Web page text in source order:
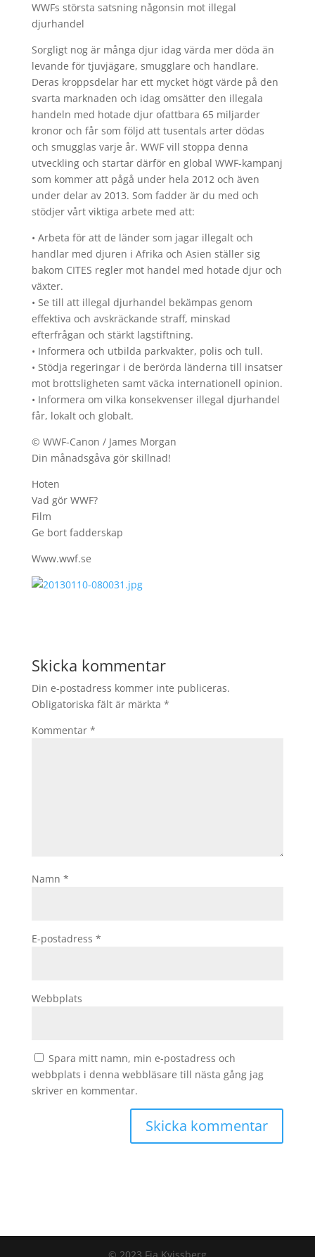
WWFs största satsning någonsin mot illegal
djurhandel
Sorgligt nog är många djur idag värda mer döda än
levande för tjuvjägare, smugglare och handlare.
Deras kroppsdelar har ett mycket högt värde på den
svarta marknaden och idag omsätter den illegala
handeln med hotade djur ofattbara 65 miljarder
kronor och får som följd att tusentals arter dödas
och smugglas varje år. WWF vill stoppa denna
utveckling och startar därför en global WWF-kampanj
som kommer att pågå under hela 2012 och även
under delar av 2013. Som fadder är du med och
stödjer vårt viktiga arbete med att:
• Arbeta för att de länder som jagar illegalt och
handlar med djuren i Afrika och Asien ställer sig
bakom CITES regler mot handel med hotade djur och
växter.
• Se till att illegal djurhandel bekämpas genom
effektiva och avskräckande straff, minskad
efterfrågan och stärkt lagstiftning.
• Informera och utbilda parkvakter, polis och tull.
• Stödja regeringar i de berörda länderna till insatser
mot brottsligheten samt väcka internationell opinion.
• Informera om vilka konsekvenser illegal djurhandel
får, lokalt och globalt.
© WWF-Canon / James Morgan
Din månadsgåva gör skillnad!
Hoten
Vad gör WWF?
Film
Ge bort fadderskap
Www.wwf.se
Skicka kommentar
Din e-postadress kommer inte publiceras.
Obligatoriska fält är märkta *
Kommentar *
Namn *
E-postadress *
Webbplats
Spara mitt namn, min e-postadress och
webbplats i denna webbläsare till nästa gång jag
skriver en kommentar.